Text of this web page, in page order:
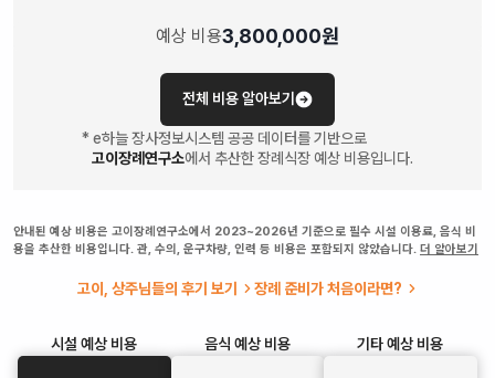
예상 비용3,800,000원
전체 비용 알아보기
* e하늘 장사정보시스템 공공 데이터를 기반으로
고이장례연구소에서 추산한 장례식장 예상 비용입니다.
안내된 예상 비용은 고이장례연구소에서 2023~2026년 기준으로 필수 시설 이용료, 음식 비
용을 추산한 비용입니다. 관, 수의, 운구차량, 인력 등 비용은 포함되지 않았습니다. 더 알아보기
고이, 상주님들의 후기 보기 장례 준비가 처음이라면?
시설 예상 비용 음식 예상 비용 기타예상 비용